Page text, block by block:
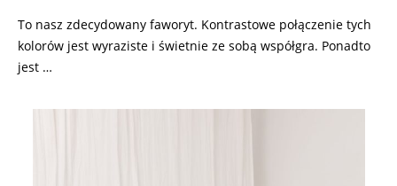
To nasz zdecydowany faworyt. Kontrastowe połączenie tych
kolorów jest wyraziste i świetnie ze sobą współgra. Ponadto
jest …